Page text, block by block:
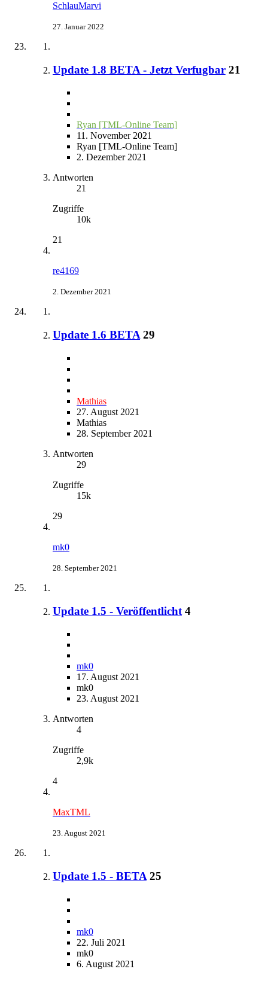
SchlauMarvi
27. Januar 2022
Update 1.8 BETA - Jetzt Verfugbar 21
Ryan [TML-Online Team]
11. November 2021
Ryan [TML-Online Team]
2. Dezember 2021
Antworten
21
Zugriffe
10k
21
re4169
2. Dezember 2021
Update 1.6 BETA 29
Mathias
27. August 2021
Mathias
28. September 2021
Antworten
29
Zugriffe
15k
29
mk0
28. September 2021
Update 1.5 - Veröffentlicht 4
mk0
17. August 2021
mk0
23. August 2021
Antworten
4
Zugriffe
2,9k
4
MaxTML
23. August 2021
Update 1.5 - BETA 25
mk0
22. Juli 2021
mk0
6. August 2021